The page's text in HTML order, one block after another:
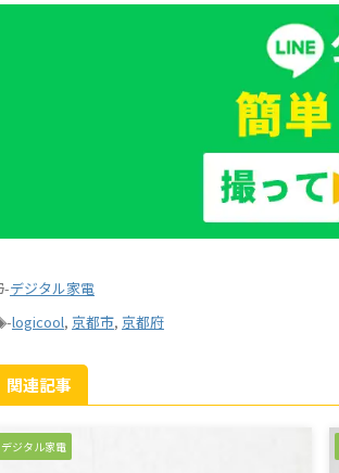
-デジタル家電
-logicool, 京都市, 京都府
関連記事
デジタル家電